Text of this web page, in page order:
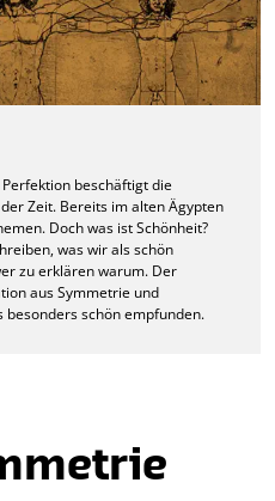
beschäftigt die
Zeit. Bereits im alten Ägypten
Doch was ist Schönheit?
was wir als schön
zu erklären warum. Der
aus Symmetrie und
schön empfunden.